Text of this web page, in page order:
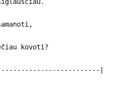
kovoti?
|